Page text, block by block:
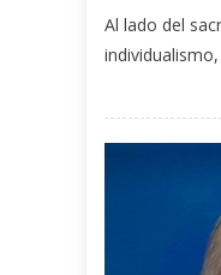
Al lado del